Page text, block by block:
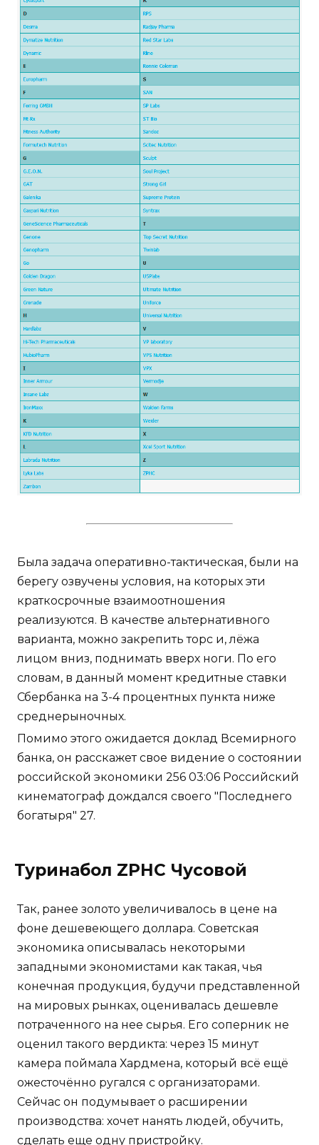
Была задача оперативно-тактическая, были на
берегу озвучены условия, на которых эти
краткосрочные взаимоотношения
реализуются. В качестве альтернативного
варианта, можно закрепить торс и, лёжа
лицом вниз, поднимать вверх ноги. По его
словам, в данный момент кредитные ставки
Сбербанка на 3-4 процентных пункта ниже
среднерыночных.
Помимо этого ожидается доклад Всемирного
банка, он расскажет свое видение о состоянии
российской экономики 256 03:06 Российский
кинематограф дождался своего "Последнего
богатыря" 27.
Туринабол ZPHC Чусовой
Так, ранее золото увеличивалось в цене на
фоне дешевеющего доллара. Советская
экономика описывалась некоторыми
западными экономистами как такая, чья
конечная продукция, будучи представленной
на мировых рынках, оценивалась дешевле
потраченного на нее сырья. Его соперник не
оценил такого вердикта: через 15 минут
камера поймала Хардмена, который всё ещё
ожесточённо ругался с организаторами.
Сейчас он подумывает о расширении
производства: хочет нанять людей, обучить,
сделать еще одну пристройку.